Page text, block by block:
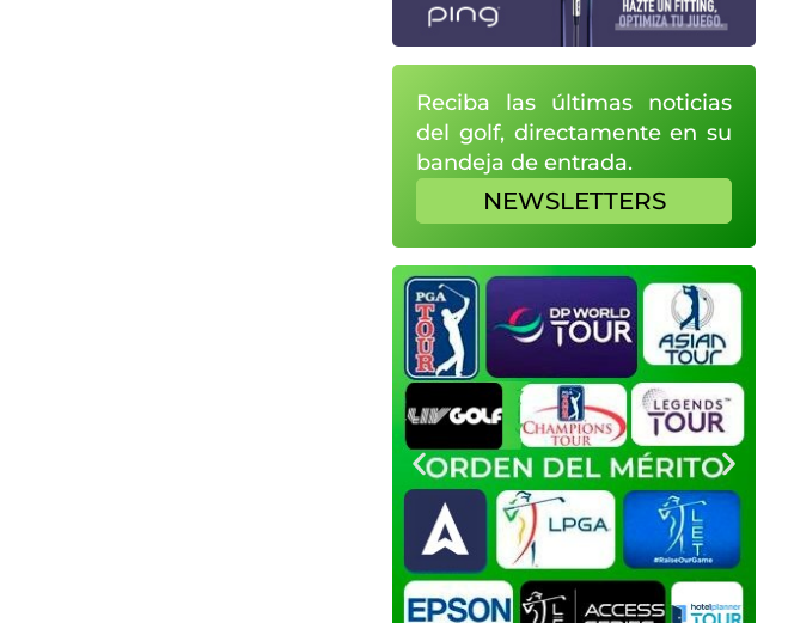
Reciba las últimas noticias
del golf, directamente en su
bandeja de entrada.
NEWSLETTERS